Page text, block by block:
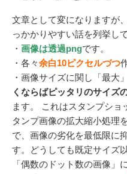
文章として変になりますが
っかかりやすい話を列挙し
・ 画像は透過pngです。
・各々余白10ピクセルづつ
・画像サイズに関し「最大
くならばピッタリのサイズ
ます。 これはスタンプショ
タンプ画像の拡大縮小処理
で、画像の劣化を最低限に
す。どうしても既定サイズ
「偶数のドット数の画像」